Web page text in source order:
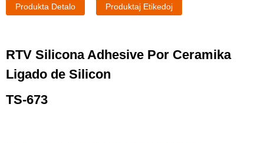
Produkta Detalo Produktaj Etikedoj
RTV Silicona Adhesive Por Ceramika
Ligado de Silicon
TS-673